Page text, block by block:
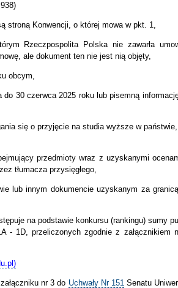
stroną Konwencji, o której mowa w pkt. 1,
Rzeczpospolita Polska nie zawarła
ale dokument ten nie jest nią objęty,
obcym,
30 czerwca 2025 roku lub pisemną
się o przyjęcie na studia wyższe w
przedmioty wraz z uzyskanymi
tłumacza przysięgłego,
lub innym dokumencie uzyskanym za
na podstawie konkursu (rankingu) sumy
1D, przeliczonych zgodnie z załącznikiem
nr 3 do Uchwały Nr 151Senatu